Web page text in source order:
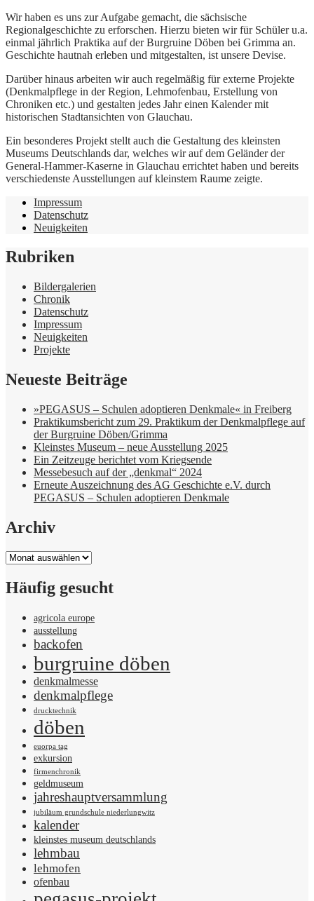
Wir haben es uns zur Aufgabe gemacht, die sächsische
Regionalgeschichte zu erforschen. Hierzu bieten wir für Schüler u.a.
einmal jährlich Praktika auf der Burgruine Döben bei Grimma an.
Geschichte hautnah erleben und mitgestalten, ist unsere Devise.
Darüber hinaus arbeiten wir auch regelmäßig für externe Projekte
(Denkmalpflege in der Region, Lehmofenbau, Erstellung von
Chroniken etc.) und gestalten jedes Jahr einen Kalender mit
historischen Stadtansichten von Glauchau.
Ein besonderes Projekt stellt auch die Gestaltung des kleinsten
Museums Deutschlands dar, welches wir auf dem Geländer der
General-Hammer-Kaserne in Glauchau errichtet haben und bereits
verschiedenste Ausstellungen auf kleinstem Raume zeigte.
Impressum
Datenschutz
Neuigkeiten
Rubriken
Bildergalerien
Chronik
Datenschutz
Impressum
Neuigkeiten
Projekte
Neueste Beiträge
»PEGASUS – Schulen adoptieren Denkmale« in Freiberg
Praktikumsbericht zum 29. Praktikum der Denkmalpflege auf
der Burgruine Döben/Grimma
Kleinstes Museum – neue Ausstellung 2025
Ein Zeitzeuge berichtet vom Kriegsende
Messebesuch auf der „denkmal“ 2024
Erneute Auszeichnung des AG Geschichte e.V. durch
PEGASUS – Schulen adoptieren Denkmale
Archiv
Archiv
Häufig gesucht
agricola europe
ausstellung
backofen
burgruine döben
denkmalmesse
denkmalpflege
drucktechnik
döben
euorpa tag
exkursion
firmenchronik
geldmuseum
jahreshauptversammlung
jubiläum grundschule niederlungwitz
kalender
kleinstes museum deutschlands
lehmbau
lehmofen
ofenbau